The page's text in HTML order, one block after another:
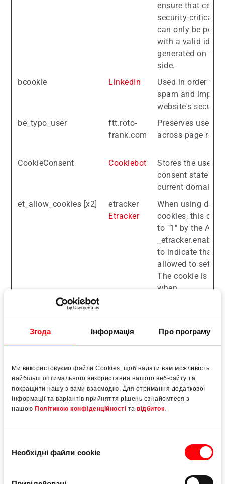
Згода Інформація Про програму
Ми використовуємо файли Cookies, щоб надати вам можливість
найбільш оптимального використання нашого веб-сайту та
покращити нашу з вами взаємодію. Для отримання додаткової
інформації та варіантів прийняття рішень ознайомтеся з
нашою Політикою конфіденційності та відбиток.
згоди
Необхідні файли cookie
ensure that
security-critical
can only be
with a valid
generated on the
side.
bcookie
LinkedIn
Used in order to
spam and
website's security.
be_typo_user
ftt.roto-
frank.com
Preserves users
across page
CookieConsent Cookiebot
Stores the user's
consent state for
current domain
et_allow_cookies [x2]
etracker
Etracker
When using
cookies, this
to "1" by the API
to indicate that
allowed to set
The cookie is
when
et_allow_cookies
Etracker
Stores the user's
et_cssSelectors
etracker
Cache for the
CSS Selector
set.
et_cssSelectorsLoaded etracker
State for the
et_oi_v2
Opt-In Cookie
visitor's decision
the tracking opt-